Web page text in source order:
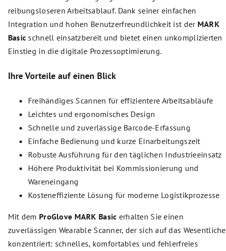
reibungsloseren Arbeitsablauf. Dank seiner einfachen
Integration und hohen Benutzerfreundlichkeit ist der MARK
Basic schnell einsatzbereit und bietet einen unkomplizierten
Einstieg in die digitale Prozessoptimierung.
Ihre Vorteile auf einen Blick
Freihändiges Scannen für effizientere Arbeitsabläufe
Leichtes und ergonomisches Design
Schnelle und zuverlässige Barcode-Erfassung
Einfache Bedienung und kurze Einarbeitungszeit
Robuste Ausführung für den täglichen Industrieeinsatz
Höhere Produktivität bei Kommissionierung und
Wareneingang
Kosteneffiziente Lösung für moderne Logistikprozesse
Mit dem ProGlove MARK Basic erhalten Sie einen
zuverlässigen Wearable Scanner, der sich auf das Wesentliche
konzentriert: schnelles, komfortables und fehlerfreies